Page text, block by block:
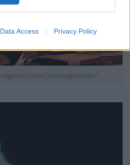
Data Access Privacy Policy